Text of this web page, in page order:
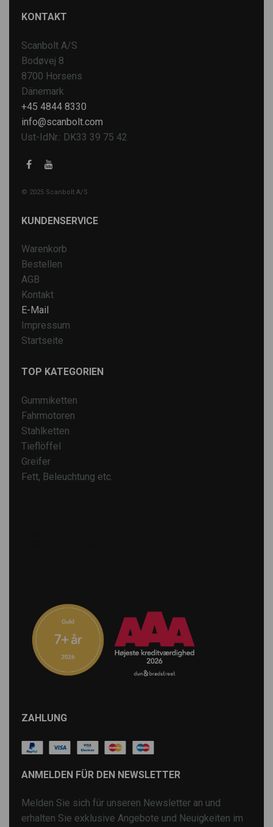
KONTAKT
Scanbolt A/S
Bodøvej 8
8700 Horsens
Dänemark
+45 4844 8330
info@scanbolt.com
Ust-IdNr.: DK33 39 75 42
© 2025 Scanbolt A/S
KUNDENSERVICE
Warenkorb
Bestellen
AGB
Kontakt
E-Mail
Impressum
Startseite
TOP KATEGORIEN
Gummiketten
Fahrmotoren
Stahlketten
Tieflöffel
Greifer
Fett, Beleuchtung etc.
ZAHLUNG
ANMELDEN FÜR DEN NEWSLETTER
Melden Sie sich für unseren Newsletter an und
erhalten Sie exklusive Angebote und Neuigkeiten im